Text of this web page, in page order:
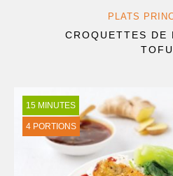
PLATS
CROQUETTES DE
TOFU
15 MINUTES
4 PORTIONS